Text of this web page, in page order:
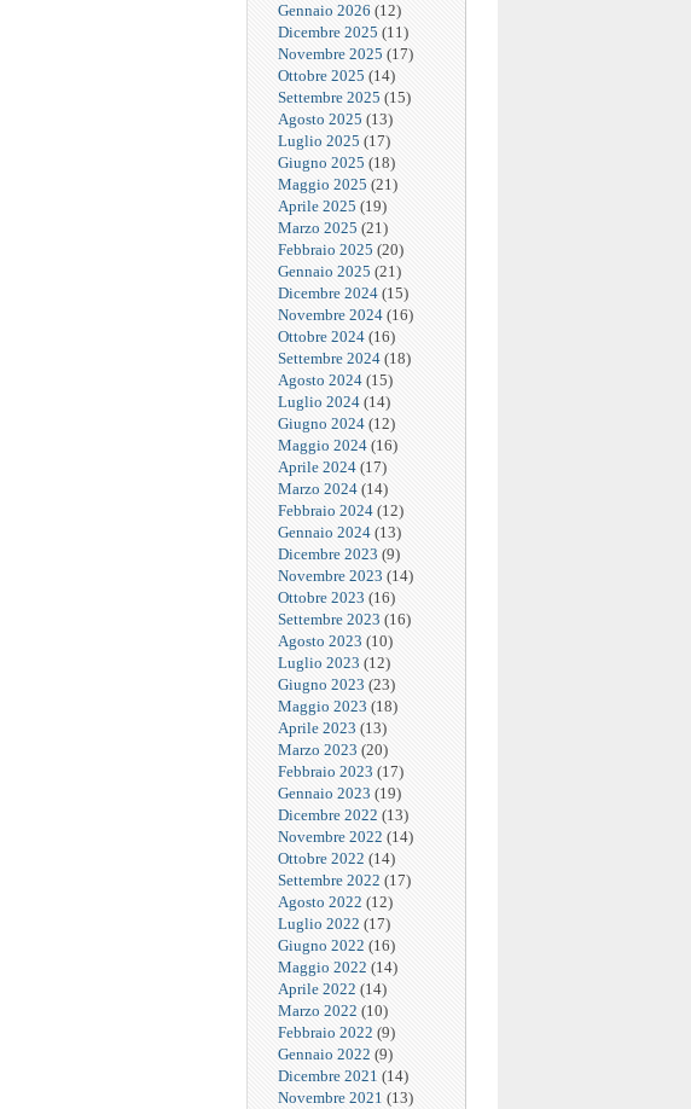
Gennaio 2026 (12)
Dicembre 2025 (11)
Novembre 2025 (17)
Ottobre 2025 (14)
Settembre 2025 (15)
Agosto 2025 (13)
Luglio 2025 (17)
Giugno 2025 (18)
Maggio 2025 (21)
Aprile 2025 (19)
Marzo 2025 (21)
Febbraio 2025 (20)
Gennaio 2025 (21)
Dicembre 2024 (15)
Novembre 2024 (16)
Ottobre 2024 (16)
Settembre 2024 (18)
Agosto 2024 (15)
Luglio 2024 (14)
Giugno 2024 (12)
Maggio 2024 (16)
Aprile 2024 (17)
Marzo 2024 (14)
Febbraio 2024 (12)
Gennaio 2024 (13)
Dicembre 2023 (9)
Novembre 2023 (14)
Ottobre 2023 (16)
Settembre 2023 (16)
Agosto 2023 (10)
Luglio 2023 (12)
Giugno 2023 (23)
Maggio 2023 (18)
Aprile 2023 (13)
Marzo 2023 (20)
Febbraio 2023 (17)
Gennaio 2023 (19)
Dicembre 2022 (13)
Novembre 2022 (14)
Ottobre 2022 (14)
Settembre 2022 (17)
Agosto 2022 (12)
Luglio 2022 (17)
Giugno 2022 (16)
Maggio 2022 (14)
Aprile 2022 (14)
Marzo 2022 (10)
Febbraio 2022 (9)
Gennaio 2022 (9)
Dicembre 2021 (14)
Novembre 2021 (13)